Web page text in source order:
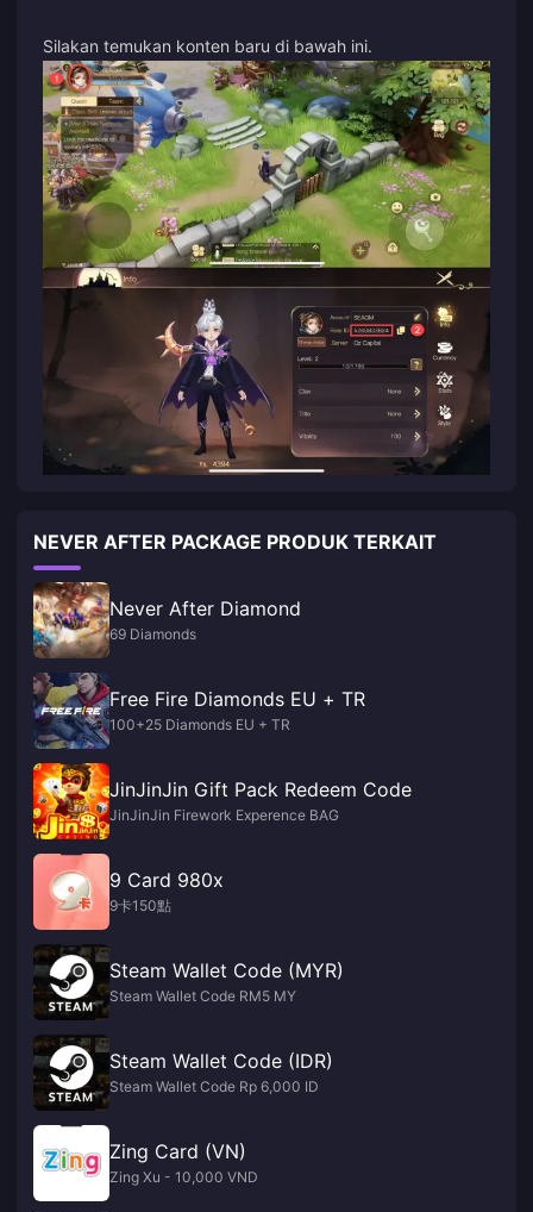
Silakan temukan konten baru di bawah ini.
NEVER AFTER PACKAGE PRODUK TERKAIT
Never After Diamond
69 Diamonds
Free Fire Diamonds EU + TR
100+25 Diamonds EU + TR
JinJinJin Gift Pack Redeem Code
JinJinJin Firework Experence BAG
9 Card 980x
9卡150點
Steam Wallet Code (MYR)
Steam Wallet Code RM5 MY
Steam Wallet Code (IDR)
Steam Wallet Code Rp 6,000 ID
Zing Card (VN)
Zing Xu - 10,000 VND